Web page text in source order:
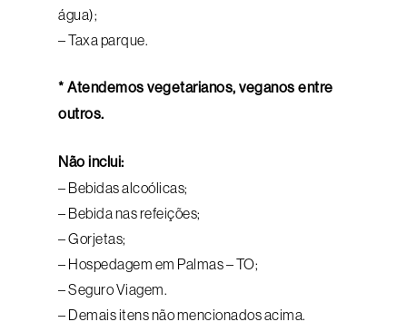
água);
– Taxa parque.
* Atendemos vegetarianos, veganos entre
outros.
Não inclui:
– Bebidas alcoólicas;
– Bebida nas refeições;
– Gorjetas;
– Hospedagem em Palmas – TO;
– Seguro Viagem.
– Demais itens não mencionados acima.